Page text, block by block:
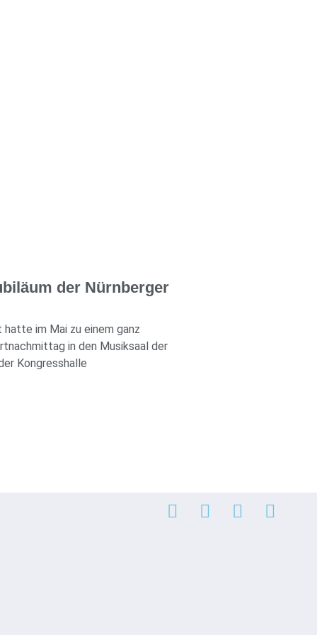
der Nürnberger
im Mai zu einem ganz
in den Musiksaal der
Kongresshalle